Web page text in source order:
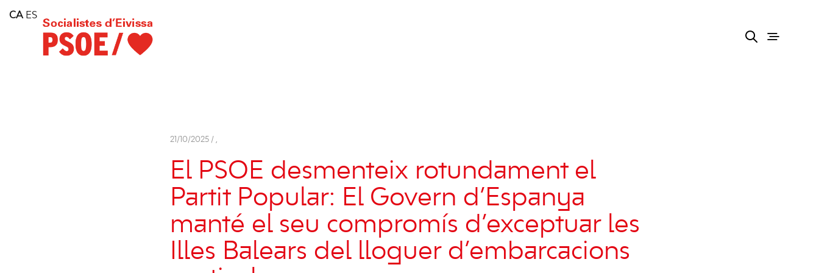
Consell Insular d'Eivissa
Services
21/10/2025 / ,
El PSOE desmenteix rotundament el
Partit Popular: El Govern d’Espanya
manté el seu compromís d’exceptuar les
Illes Balears del lloguer d’embarcacions
CA ES